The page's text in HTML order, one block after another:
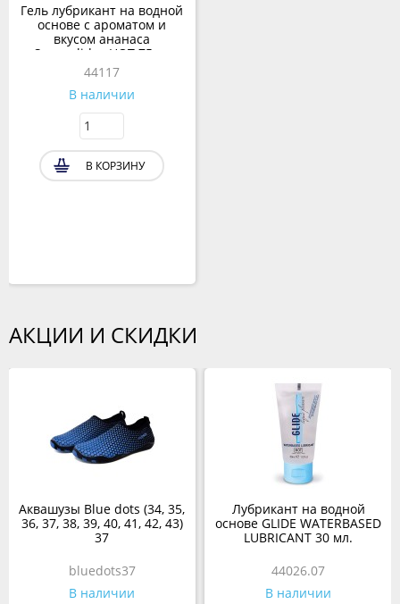
Гель лубрикант на водной
основе с ароматом и
вкусом ананаса
«Superglide» HOT 75 мл.
44117
В наличии
В КОРЗИНУ
АКЦИИ И СКИДКИ
Аквашузы Blue dots (34, 35,
36, 37, 38, 39, 40, 41, 42, 43)
37
bluedots37
В наличии
Лубрикант на водной
основе GLIDE WATERBASED
LUBRICANT 30 мл.
44026.07
В наличии